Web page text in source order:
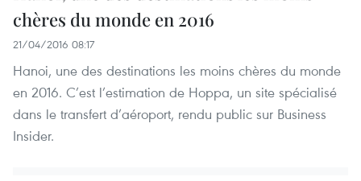
chères du monde en 2016
21/04/2016 08:17
Hanoi, une des destinations les moins chères du monde
en 2016. C’est l’estimation de Hoppa, un site spécialisé
dans le transfert d’aéroport, rendu public sur Business
Insider.